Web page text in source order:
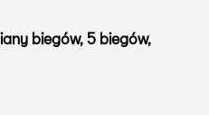
biegów, 5 biegów,